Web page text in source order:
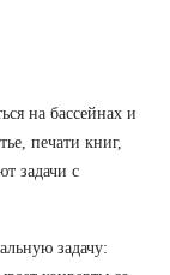
на бассейнах и
печати книг,
задачи с
задачу: